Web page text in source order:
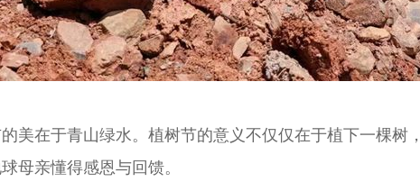
美在于青山绿水。植树节的意义不仅仅在于植下一棵树
母亲懂得感恩与回馈。